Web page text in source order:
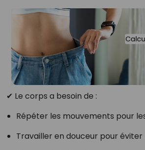
✔ Le corps a besoin de :
Répéter les mouvements pour
Travailler en douceur pour éviter